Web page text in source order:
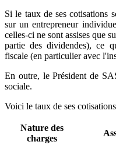
Si le taux de ses cotisations
sur un entrepreneur
celles-ci ne sont assises que
partie des dividendes), ce
fiscale (en particulier avec
En outre, le Président de
sociale.
Voici le taux de ses
Nature des
charges